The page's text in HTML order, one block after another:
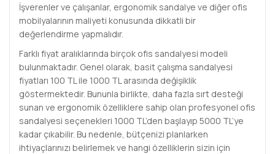
İşverenler ve çalışanlar, ergonomik sandalye ve diğer ofis
mobilyalarının maliyeti konusunda dikkatli bir
değerlendirme yapmalıdır.
Farklı fiyat aralıklarında birçok ofis sandalyesi modeli
bulunmaktadır. Genel olarak, basit çalışma sandalyesi
fiyatları 100 TL ile 1000 TL arasında değişiklik
göstermektedir. Bununla birlikte, daha fazla sırt desteği
sunan ve ergonomik özelliklere sahip olan profesyonel ofis
sandalyesi seçenekleri 1000 TL’den başlayıp 5000 TL’ye
kadar çıkabilir. Bu nedenle, bütçenizi planlarken
ihtiyaçlarınızı belirlemek ve hangi özelliklerin sizin için